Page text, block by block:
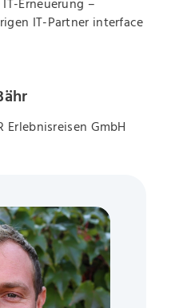
Erneuerung –
IT-Partner interface
Erlebnisreisen GmbH